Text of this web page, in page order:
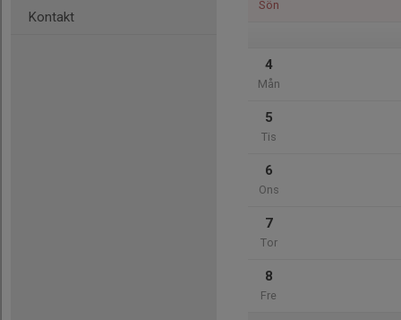
Kontakt
Sön
4
Mån
5
Tis
6
Ons
7
Tor
8
Fre